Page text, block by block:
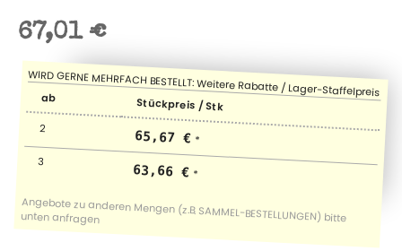
67,01 €
ab Stückpreis / Stk
2 65,67 € *
3 63,66 € *